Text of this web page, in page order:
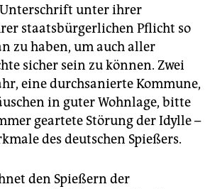
unter ihrer
staatsbürgerlichen Pflicht so
zu haben, um auch aller
sicher sein zu können. Zwei
eine durchsanierte Kommune,
in guter Wohnlage, bitte
geartete Störung der Idylle –
des deutschen Spießers.
den Spießern der